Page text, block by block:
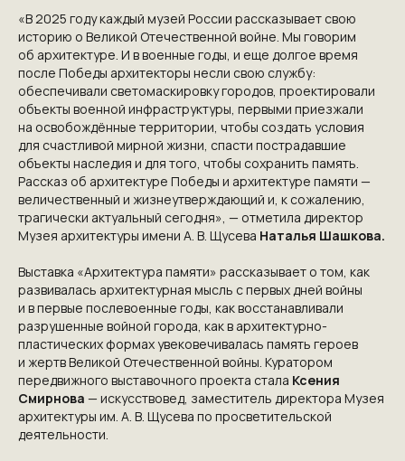
«В 2025 году каждый музей России рассказывает свою
историю о Великой Отечественной войне. Мы говорим
об архитектуре. И в военные годы, и еще долгое время
после Победы архитекторы несли свою службу:
обеспечивали светомаскировку городов, проектировали
объекты военной инфраструктуры, первыми приезжали
на освобождённые территории, чтобы создать условия
для счастливой мирной жизни, спасти пострадавшие
объекты наследия и для того, чтобы сохранить память.
Рассказ об архитектуре Победы и архитектуре памяти —
величественный и жизнеутверждающий и, к сожалению,
трагически актуальный сегодня», — отметила директор
Музея архитектуры имени А. В. Щусева Наталья Шашкова.
Выставка «Архитектура памяти» рассказывает о том, как
развивалась архитектурная мысль с первых дней войны
и в первые послевоенные годы, как восстанавливали
разрушенные войной города, как в архитектурно-
пластических формах увековечивалась память героев
и жертв Великой Отечественной войны. Куратором
передвижного выставочного проекта стала Ксения
Смирнова — искусствовед, заместитель директора Музея
архитектуры им. А. В. Щусева по просветительской
деятельности.